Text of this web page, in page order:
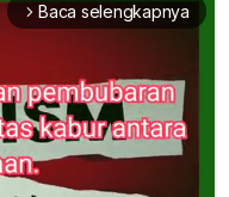
arrow_forward_ios Baca selengkapnya